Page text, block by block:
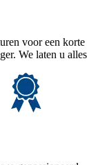
voor een korte
We laten u alles